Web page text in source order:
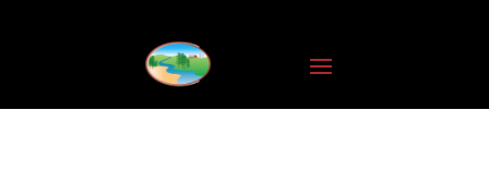
L'INFOLETTRE